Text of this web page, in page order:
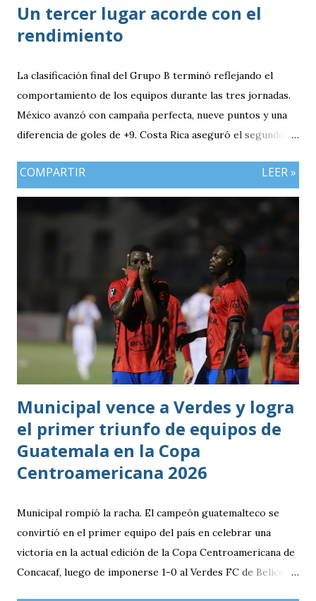
Un tercer lugar acorde con el
rendimiento
La clasificación final del Grupo B terminó reflejando el
comportamiento de los equipos durante las tres jornadas.
México avanzó con campaña perfecta, nueve puntos y una
diferencia de goles de +9. Costa Rica aseguró el segundo
tres puntos y diferencia de -1, mientras Antigua y Barbuda
dependió de otros resultados? Porque el equipo solo
consiguió imponer condiciones frente al rival más débil del
grupo. En los dos partidos que definían la clasificación fue
superado en posesión, producción ofensiva y generación de
ocasiones de gol. La goleada frente a México terminó
siendo la consecuencia más visible de una diferencia que ya
se había manifestado ante Costa Rica y que obligó a la
Bicolor a llegar a la última jornada pendiente de otros
resultados, particularmente del de Honduras vs. Panamá.
COMPARTIR LEER »
Municipal vence a Verdes y logra
el primer triunfo de equipos de
Guatemala en la Copa
Centroamericana 2026
Municipal rompió la racha. El campeón guatemalteco se
convirtió en el primer equipo del país en celebrar una
victoria en la actual edición de la Copa Centroamericana de
Concacaf, luego de imponerse 1-0 al Verdes FC de Belice en